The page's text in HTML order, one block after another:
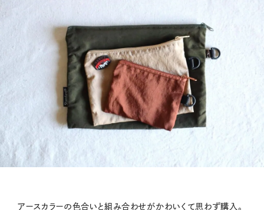
アースカラーの色合いと組み合わせがかわいくて思わず購入。